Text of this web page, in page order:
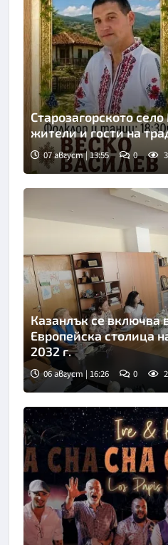
Старозагорското
жители и гости на
07 август | 13:55 0
Казанлък се включва
Европейска столица
2032 г.
06 август | 16:26 0